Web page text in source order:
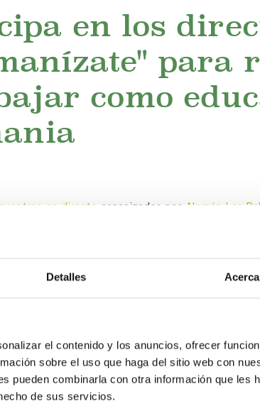
Detalles
el contenido y los anuncios, ofrecer
sobre el uso que haga del sitio web con
pueden combinarla con otra información que les
de sus servicios.
en los
para
como
en directo organizados por Alemán Las
a compartir experiencias reales relacionadas
algunas de las principales dudas que suelen
el aprendizaje del idioma, la
y las condiciones laborales. La colaboración
Educación Infantil desde una perspectiva
alemán previamente para iniciar el proceso,
experiencia profesional y personal exigente.
acompañamiento. HELMECA ofrece formación
a Alemania y una comunidad de educadores